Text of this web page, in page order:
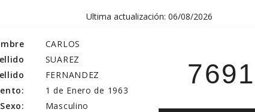
Ultima actualización: 06/08/2026
Sexo:
CARLOS
SUAREZ
FERNANDEZ
1 de Enero de 1963
Masculino
7691